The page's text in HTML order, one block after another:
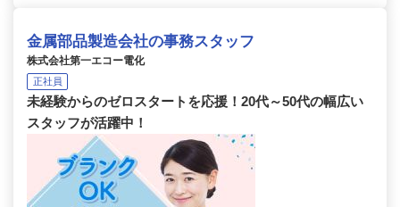
金属部品製造会社の事務スタッフ
株式会社第一エコー電化
正社員
未経験からのゼロスタートを応援！20代～50代の幅広い
スタッフが活躍中！